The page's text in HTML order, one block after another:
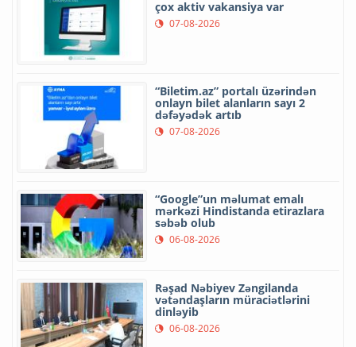
çox aktiv vakansiya var
07-08-2026
“Biletim.az” portalı üzərindən
onlayn bilet alanların sayı 2
dəfəyədək artıb
07-08-2026
“Google”un məlumat emalı
mərkəzi Hindistanda etirazlara
səbəb olub
06-08-2026
Rəşad Nəbiyev Zəngilanda
vətəndaşların müraciətlərini
dinləyib
06-08-2026